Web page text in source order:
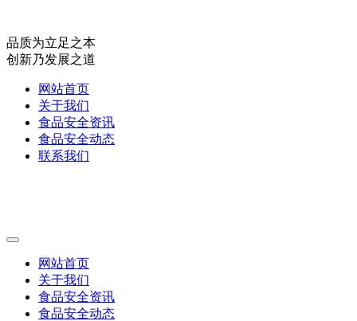
品质为立足之本
创新乃发展之道
网站首页
关于我们
食品安全资讯
食品安全动态
联系我们
网站首页
关于我们
食品安全资讯
食品安全动态